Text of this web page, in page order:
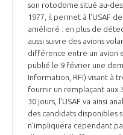
son rotodome situé au-
1977, il permet à l'USAF
amélioré : en plus de
aussi suivre des avions
différence entre un avion
publié le 9 février une
Information, RFI) visant à
fournir un remplaçant aux
30 jours, l'USAF va ainsi
des candidats disponibles
n'impliquera cependant